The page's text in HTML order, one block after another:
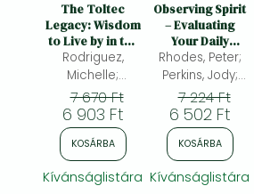
The Toltec
Legacy: Wisdom
to Live by in the
New Dawn
Rodriguez,
Michelle;
Magaña, Sergio
7 670 Ft
6 903 Ft
KOSÁRBA
Kívánságlistára
Observing Spirit
– Evaluating
Your Daily
Progress on the
Path to Heaven
with Gurdjieff &
Swedenborg:
Evaluating Your
Daily Progress
on the Path to
Heaven with
Gurdjieff &
Rhodes, Peter;
Perkins, Jody;
Zuber, Ruth;
7 224 Ft
6 502 Ft
KOSÁRBA
Kívánságlistára